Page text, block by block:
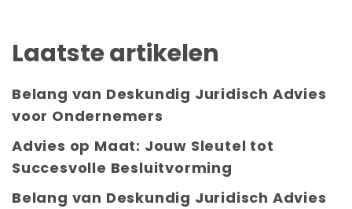
Laatste artikelen
Belang van Deskundig Juridisch Advies
voor Ondernemers
Advies op Maat: Jouw Sleutel tot
Succesvolle Besluitvorming
Belang van Deskundig Juridisch Advies